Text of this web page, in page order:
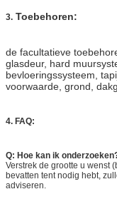
3. Toebehoren:
de facultatieve
glasdeur, hard
bevloeringssysteem,
voorwaarde, grond,
4. FAQ:
Q: Hoe kan ik
Verstrek de grootte u wenst
bevatten tent nodig hebt,
adviseren.